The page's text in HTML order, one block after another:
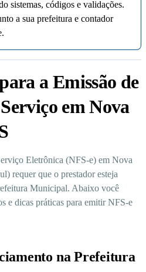
sistemas, códigos e validações.
a sua prefeitura e contador
a Emissão de
em Nova
Eletrônica (NFS-e) em Nova
requer que o prestador esteja
Municipal. Abaixo você
e dicas práticas para emitir NFS-e
na Prefeitura